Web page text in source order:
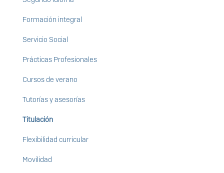
Formación integral
Servicio Social
Prácticas Profesionales
Cursos de verano
Tutorías y asesorías
Titulación
Flexibilidad curricular
Movilidad